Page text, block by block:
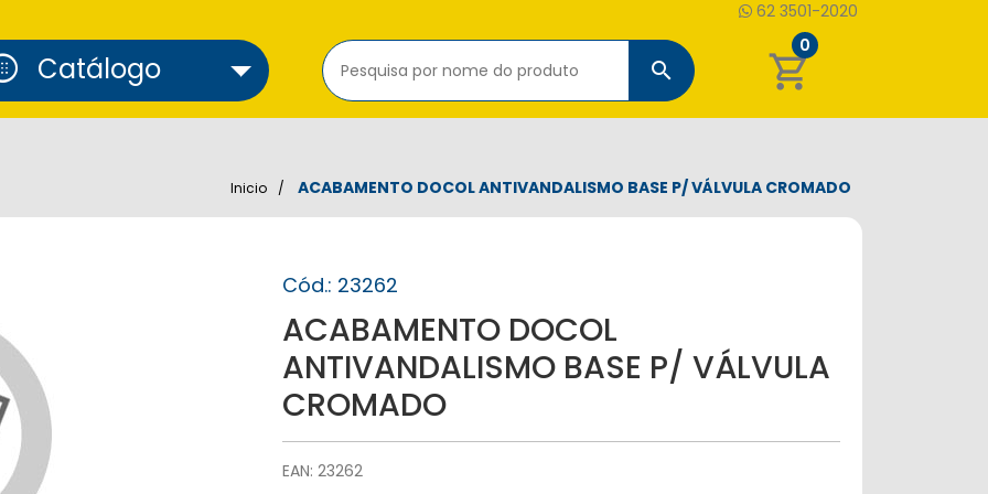
62 3501-2020
Catálogo search shopping_cart
0
Inicio ACABAMENTO DOCOL ANTIVANDALISMO BASE P/ VÁLVULA CROMADO
Cód.: 23262
ACABAMENTO DOCOL
ANTIVANDALISMO BASE P/ VÁLVULA
CROMADO
EAN: 23262